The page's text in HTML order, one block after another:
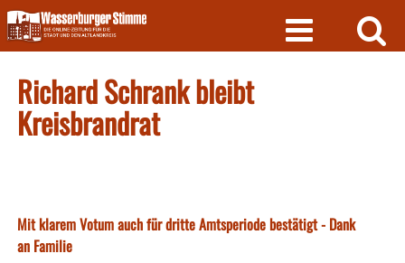
Skip
to
content
Richard Schrank bleibt
Kreisbrandrat
Mit klarem Votum auch für dritte Amtsperiode bestätigt - Dank
an Familie